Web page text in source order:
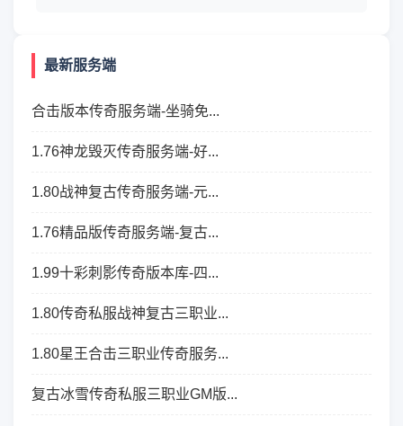
最新服务端
合击版本传奇服务端-坐骑免...
1.76神龙毁灭传奇服务端-好...
1.80战神复古传奇服务端-元...
1.76精品版传奇服务端-复古...
1.99十彩刺影传奇版本库-四...
1.80传奇私服战神复古三职业...
1.80星王合击三职业传奇服务...
复古冰雪传奇私服三职业GM版...